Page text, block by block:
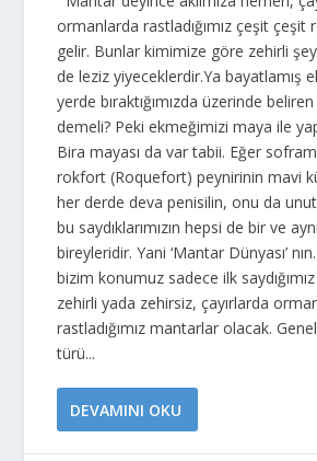
ormanlarda rastladığımız çeşit çeşit
gelir. Bunlar kimimize göre zehirli
de leziz yiyeceklerdir.Ya bayatlamış
yerde bıraktığımızda üzerinde
demeli? Peki ekmeğimizi maya ile
Bira mayası da var tabii. Eğer
rokfort (Roquefort) peynirinin mavi
her derde deva penisilin, onu da
bu saydıklarımızın hepsi de bir ve
bireyleridir. Yani ‘Mantar Dünyası’
bizim konumuz sadece ilk
zehirli yada zehirsiz, çayırlarda
rastladığımız mantarlar olacak.
türü...
DEVAMINI OKU